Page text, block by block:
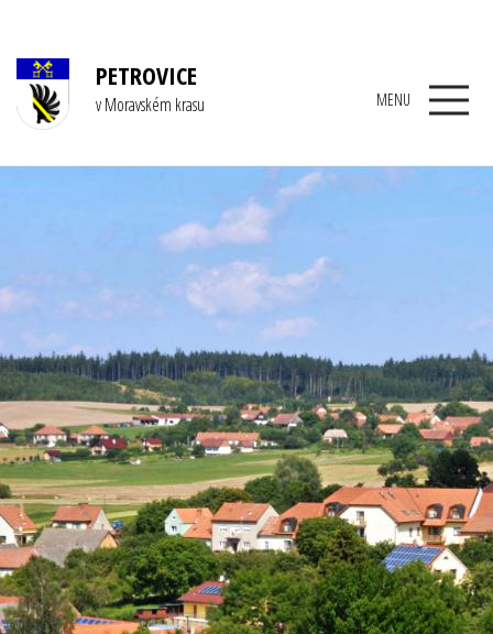
PETROVICE
v Moravském krasu MENU